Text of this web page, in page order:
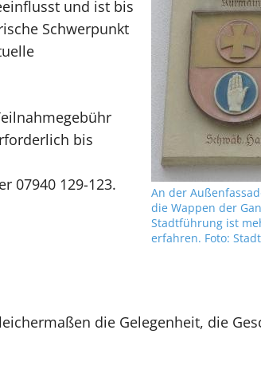
An der
die Wappen der
Stadtführung ist
erfahren. Foto:
und ist bis
Schwerpunkt
bis
07940 129-123.
die Gelegenheit, die